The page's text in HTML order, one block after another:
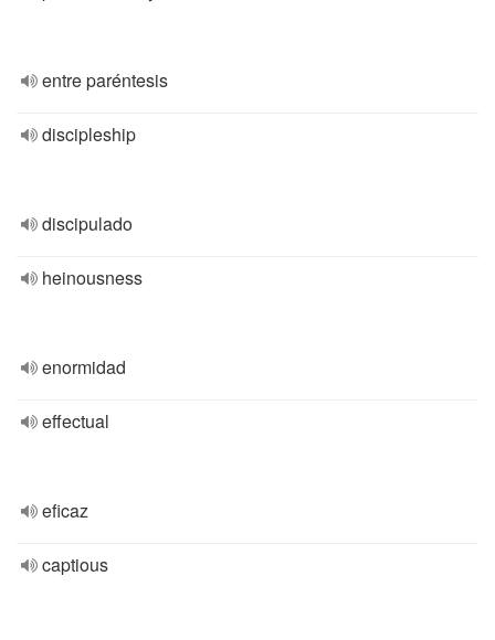
entre paréntesis
discipleship
discipulado
heinousness
enormidad
effectual
eficaz
captious